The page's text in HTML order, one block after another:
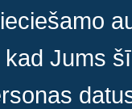
Jums